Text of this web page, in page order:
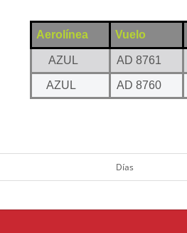
Aerolínea Vuelo
AZUL AD 8761
AZUL AD 8760
Días